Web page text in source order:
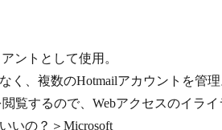
ントとして使用。
く、複数のHotmailアカウントを管理
覧するので、Webアクセスのイライ
いの？＞Microsoft